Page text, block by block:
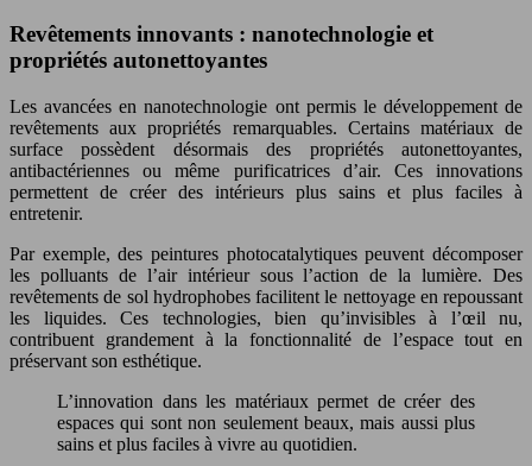
Revêtements innovants : nanotechnologie et
propriétés autonettoyantes
Les avancées en nanotechnologie ont permis le développement de
revêtements aux propriétés remarquables. Certains matériaux de
surface possèdent désormais des propriétés autonettoyantes,
antibactériennes ou même purificatrices d’air. Ces innovations
permettent de créer des intérieurs plus sains et plus faciles à
entretenir.
Par exemple, des peintures photocatalytiques peuvent décomposer
les polluants de l’air intérieur sous l’action de la lumière. Des
revêtements de sol hydrophobes facilitent le nettoyage en repoussant
les liquides. Ces technologies, bien qu’invisibles à l’œil nu,
contribuent grandement à la fonctionnalité de l’espace tout en
préservant son esthétique.
L’innovation dans les matériaux permet de créer des
espaces qui sont non seulement beaux, mais aussi plus
sains et plus faciles à vivre au quotidien.